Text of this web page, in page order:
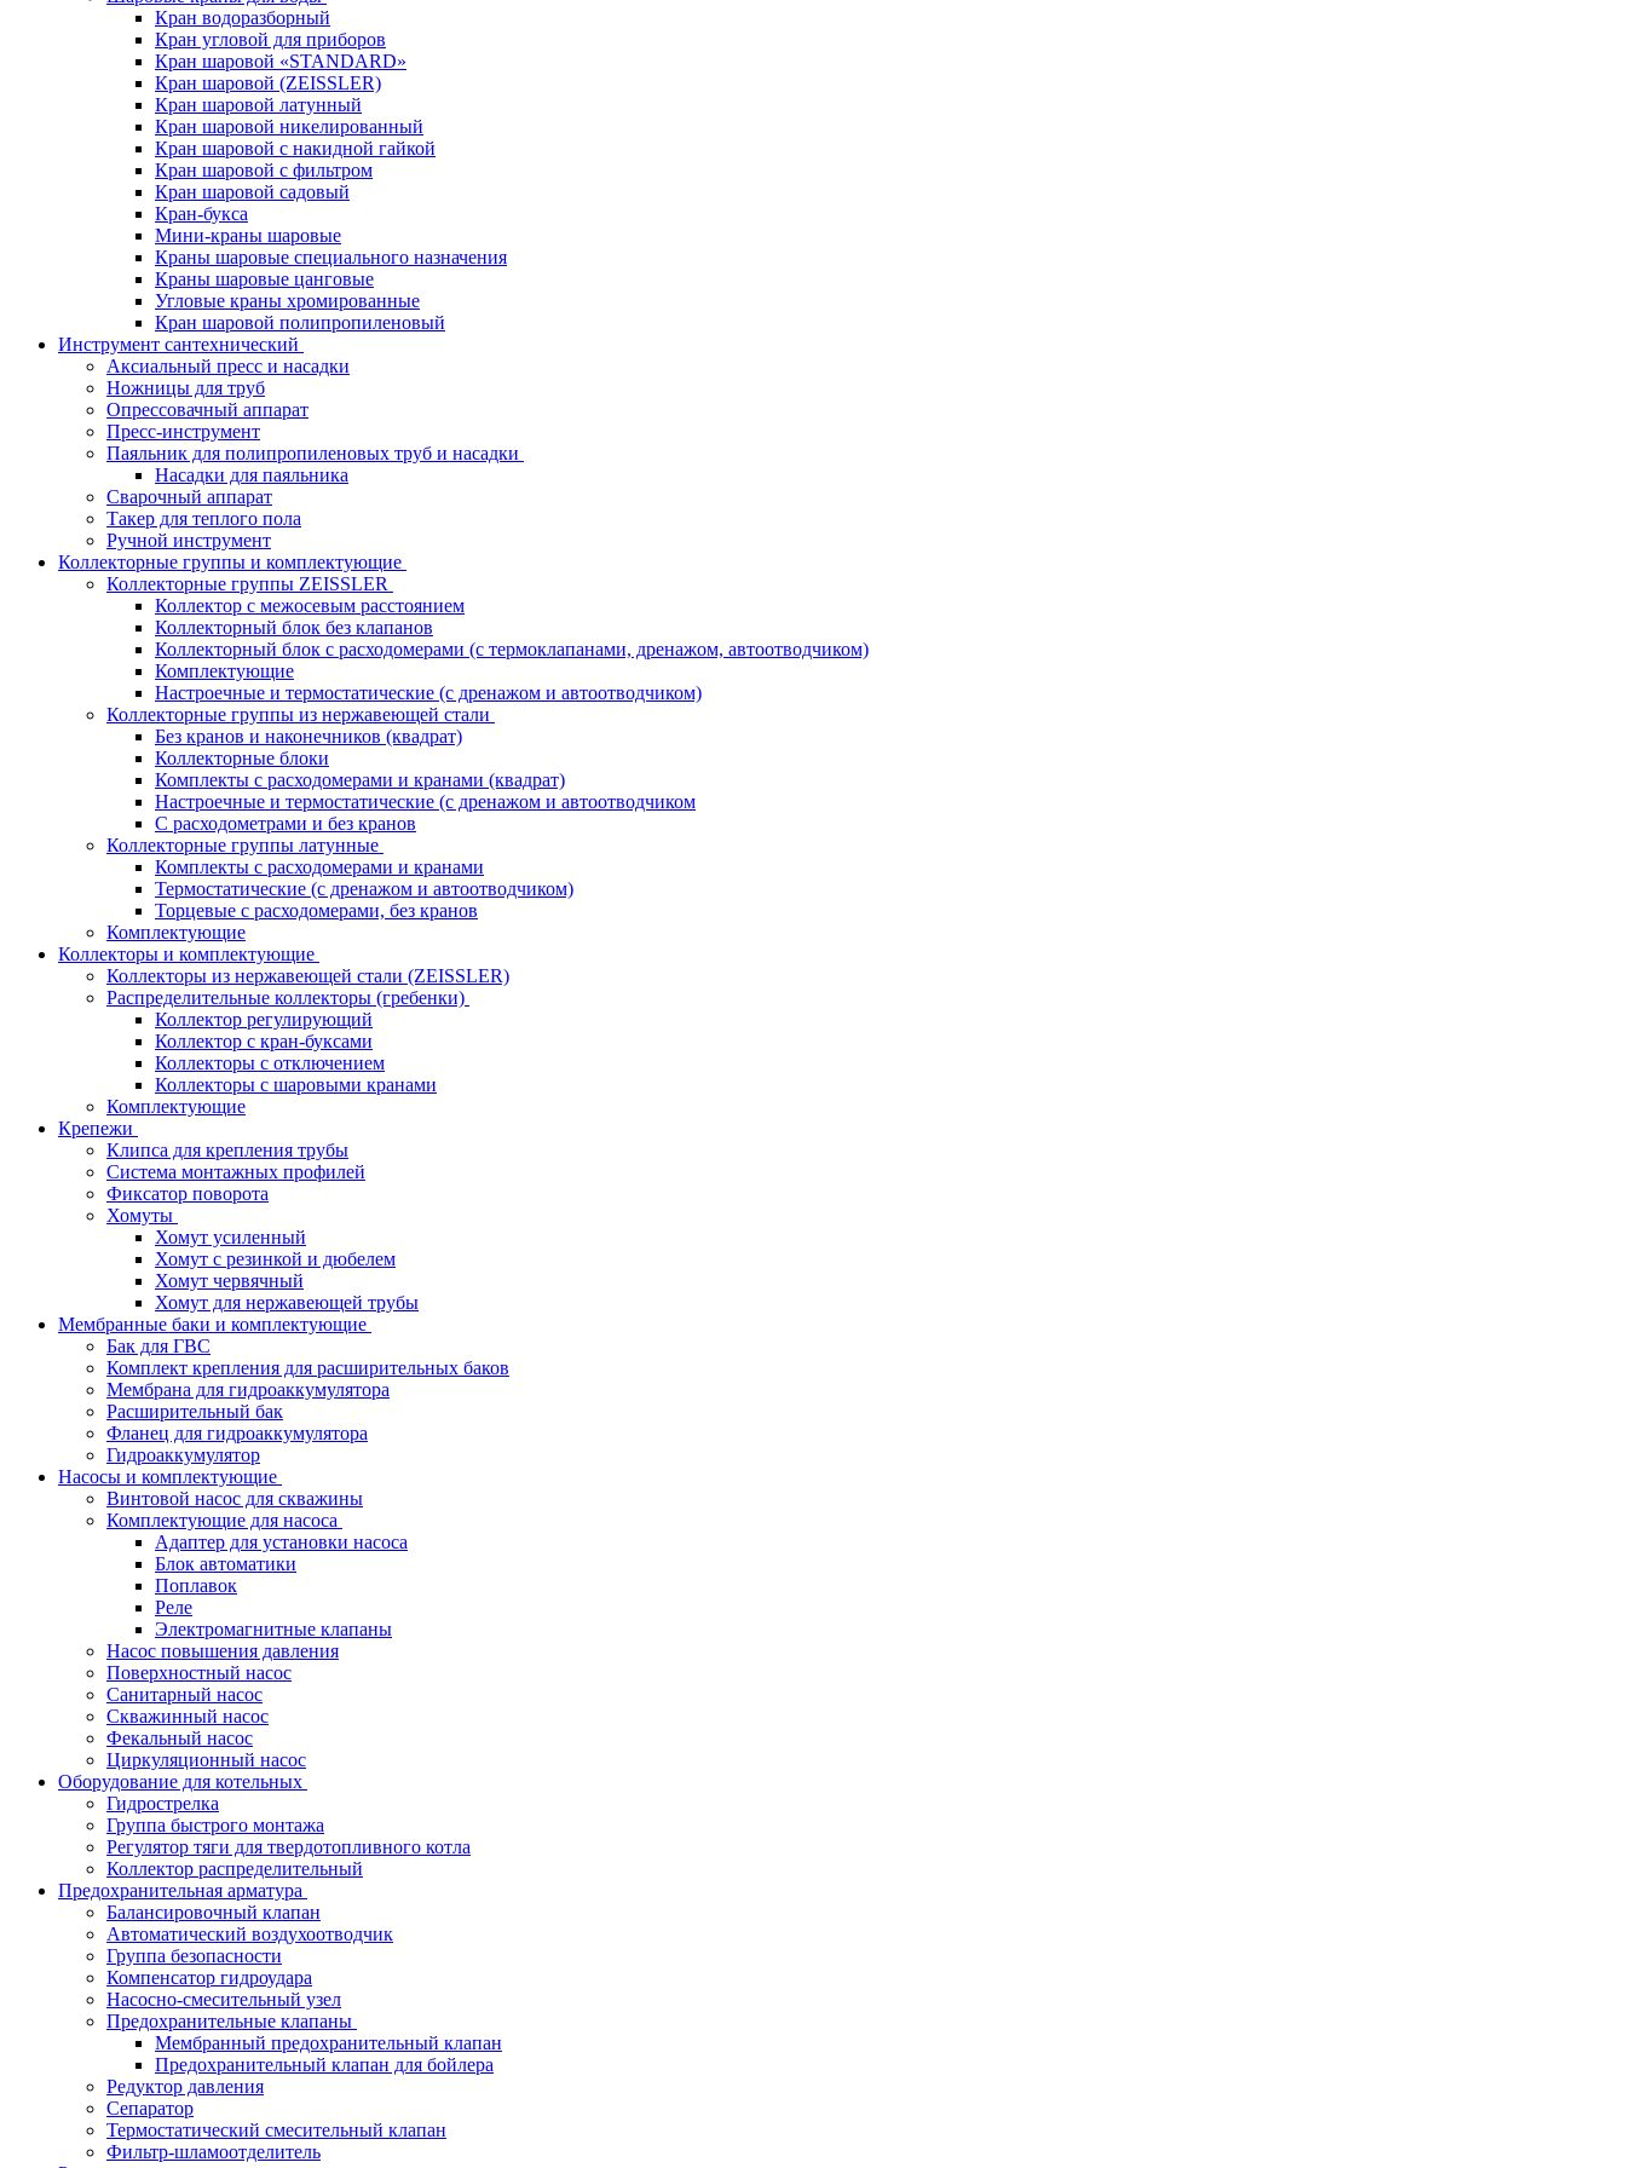
Кран водоразборный
Кран угловой для приборов
Кран шаровой «STANDARD»
Кран шаровой (ZEISSLER)
Кран шаровой латунный
Кран шаровой никелированный
Кран шаровой с накидной гайкой
Кран шаровой с фильтром
Кран шаровой садовый
Кран-букса
Мини-краны шаровые
Краны шаровые специального назначения
Краны шаровые цанговые
Угловые краны хромированные
Кран шаровой полипропиленовый
Инструмент сантехнический
Аксиальный пресс и насадки
Ножницы для труб
Опрессовачный аппарат
Пресс-инструмент
Паяльник для полипропиленовых труб и насадки
Насадки для паяльника
Сварочный аппарат
Такер для теплого пола
Ручной инструмент
Коллекторные группы и комплектующие
Коллекторные группы ZEISSLER
Коллектор с межосевым расстоянием
Коллекторный блок без клапанов
Коллекторный блок с расходомерами (с термоклапанами, дренажом, автоотводчиком)
Комплектующие
Настроечные и термостатические (с дренажом и автоотводчиком)
Коллекторные группы из нержавеющей стали
Без кранов и наконечников (квадрат)
Коллекторные блоки
Комплекты с расходомерами и кранами (квадрат)
Настроечные и термостатические (с дренажом и автоотводчиком
С расходометрами и без кранов
Коллекторные группы латунные
Комплекты с расходомерами и кранами
Термостатические (с дренажом и автоотводчиком)
Торцевые с расходомерами, без кранов
Комплектующие
Коллекторы и комплектующие
Коллекторы из нержавеющей стали (ZEISSLER)
Распределительные коллекторы (гребенки)
Коллектор регулирующий
Коллектор с кран-буксами
Коллекторы с отключением
Коллекторы с шаровыми кранами
Комплектующие
Крепежи
Клипса для крепления трубы
Система монтажных профилей
Фиксатор поворота
Хомуты
Хомут усиленный
Хомут с резинкой и дюбелем
Хомут червячный
Хомут для нержавеющей трубы
Мембранные баки и комплектующие
Бак для ГВС
Комплект крепления для расширительных баков
Мембрана для гидроаккумулятора
Расширительный бак
Фланец для гидроаккумулятора
Гидроаккумулятор
Насосы и комплектующие
Винтовой насос для скважины
Комплектующие для насоса
Адаптер для установки насоса
Блок автоматики
Поплавок
Реле
Электромагнитные клапаны
Насос повышения давления
Поверхностный насос
Санитарный насос
Скважинный насос
Фекальный насос
Циркуляционный насос
Оборудование для котельных
Гидрострелка
Группа быстрого монтажа
Регулятор тяги для твердотопливного котла
Коллектор распределительный
Предохранительная арматура
Балансировочный клапан
Автоматический воздухоотводчик
Группа безопасности
Компенсатор гидроудара
Насосно-смесительный узел
Предохранительные клапаны
Мембранный предохранительный клапан
Предохранительный клапан для бойлера
Редуктор давления
Сепаратор
Термостатический смесительный клапан
Фильтр-шламоотделитель